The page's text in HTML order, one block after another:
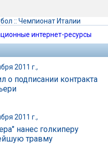
:: Чемпионат Италии
интернет-ресурсы
2011 г.,
о подписании контракта
2011 г.,
нанес голкиперу
травму